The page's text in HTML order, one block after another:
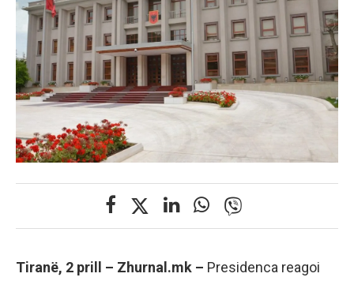
Tiranë, 2 prill – Zhurnal.mk – Presidenca reagoi